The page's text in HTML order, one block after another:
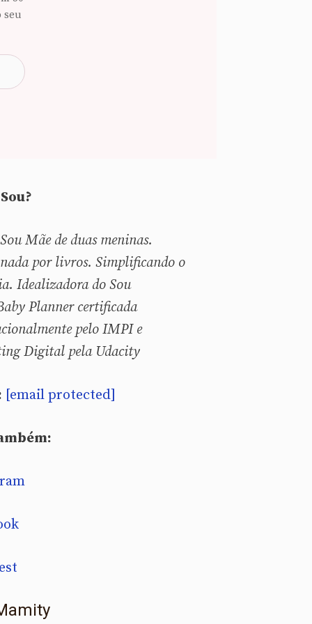
seu
Mãe de duas meninas.
por livros. Simplificando o
Idealizadora do Sou
Planner certificada
pelo IMPI e
Digital pela Udacity
[email protected]